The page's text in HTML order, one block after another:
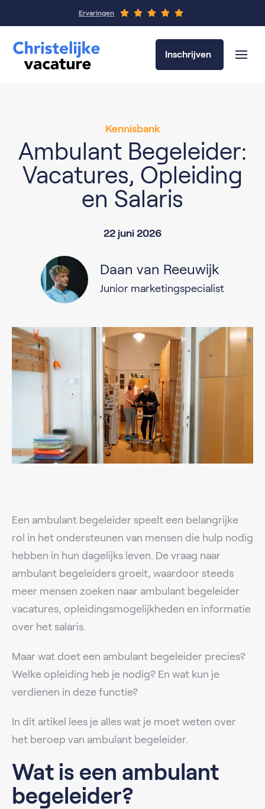
Ervaringen
Inschrijven
Kennisbank
Ambulant Begeleider:
Vacatures, Opleiding
en Salaris
22 juni 2026
Daan van Reeuwijk
Junior marketingspecialist
Een ambulant begeleider speelt een belangrijke
rol in het ondersteunen van mensen die hulp nodig
hebben in hun dagelijks leven. De vraag naar
ambulant begeleiders groeit, waardoor steeds
meer mensen zoeken naar ambulant begeleider
vacatures, opleidingsmogelijkheden en informatie
over het salaris.
Maar wat doet een ambulant begeleider precies?
Welke opleiding heb je nodig? En wat kun je
verdienen in deze functie?
In dit artikel lees je alles wat je moet weten over
het beroep van ambulant begeleider.
Wat is een ambulant
begeleider?